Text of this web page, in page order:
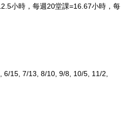
小時，每週20堂課=16.67小時，每
15, 7/13, 8/10, 9/8, 10/5, 11/2,